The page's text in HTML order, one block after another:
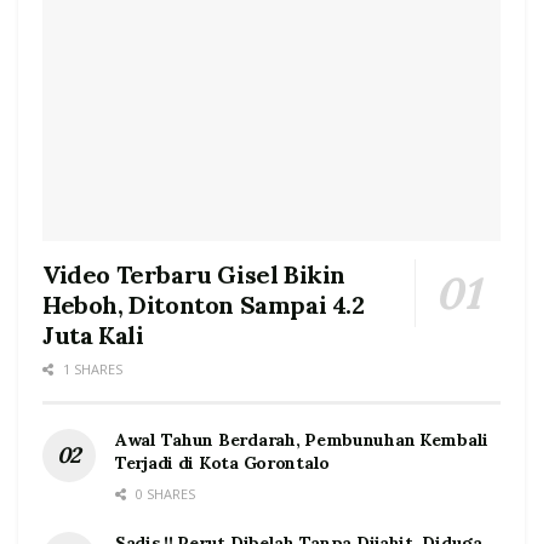
Video Terbaru Gisel Bikin
Heboh, Ditonton Sampai 4.2
Juta Kali
1 SHARES
Awal Tahun Berdarah, Pembunuhan Kembali
Terjadi di Kota Gorontalo
0 SHARES